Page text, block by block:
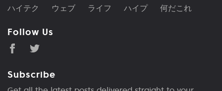
ハイテク ウェブ ライフ ハイプ 何だこれ
Follow Us
Subscribe